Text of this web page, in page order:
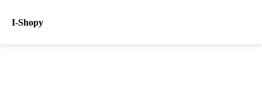
I-Shopy